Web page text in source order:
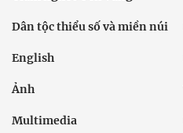
Dân tộc thiểu số và miền núi
English
Ảnh
Multimedia